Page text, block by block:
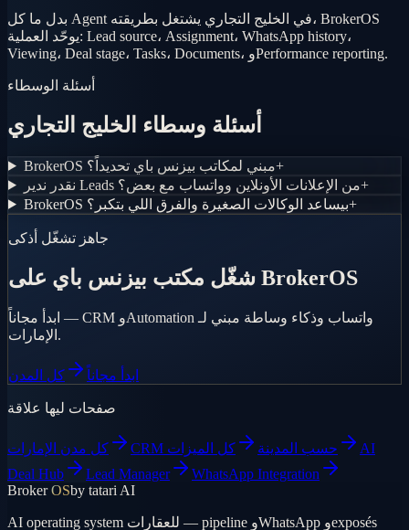
بدل ما كل Agent في الخليج التجاري يشتغل بطريقته، BrokerOS
يوحّد العملية: Lead source، Assignment، WhatsApp history،
Viewing، Deal stage، Tasks، Documents، وPerformance reporting.
أسئلة الوسطاء
أسئلة وسطاء الخليج التجاري
BrokerOS مبني لمكاتب بيزنس باي تحديداً؟+
نقدر ندير Leads من الإعلانات الأونلاين وواتساب مع بعض؟+
BrokerOS بيساعد الوكالات الصغيرة والفرق اللي بتكبر؟+
جاهز تشغّل أذكى
شغّل مكتب بيزنس باي على BrokerOS
ابدأ مجاناً — CRM وAutomation واتساب وذكاء وساطة مبني لـ
الإمارات.
ابدأ مجاناً كل المدن
صفحات ليها علاقة
كل مدن الإمارات CRM حسب المدينة كل الميزات
AI
Deal Hub
Lead Manager
WhatsApp Integration
BrokerOSby tatari AI
AI operating system للعقارات — pipeline وWhatsApp وexposés